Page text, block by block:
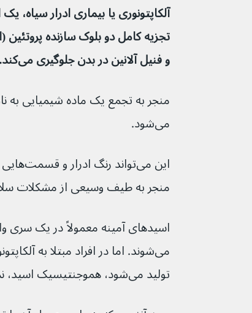
آلکاپتونوری یا بیماری ادرار سیاه،
و فنیل آلانین در بدن جلوگیری می‌کند.
منجر به تجمع یک ماده شیمیایی به
می‌شود.
این
منجر به طیف وسیعی از مشکلات
تولید می‌شود، هموجنتیسیک اسید، نمی‌تواند بیشتر از این تجزیه شود.